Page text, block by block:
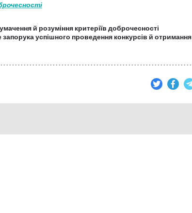
й розуміння критеріїв доброчесності
успішного проведення конкурсів й отримання